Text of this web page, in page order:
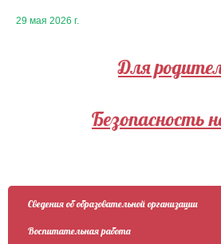
29 мая 2026 г.
Для
Безопасность
Сведения об образовательной организации
Воспитательная работа